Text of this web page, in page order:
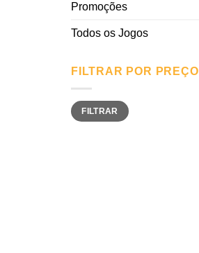
Promoções
Todos os Jogos
FILTRAR POR PREÇO
Preço
mínimo
Preço
máximo
FILTRAR